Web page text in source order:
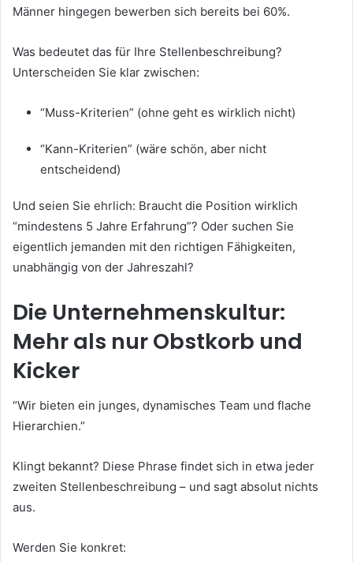
Männer hingegen bewerben sich bereits bei 60%.
Was bedeutet das für Ihre Stellenbeschreibung?
Unterscheiden Sie klar zwischen:
“Muss-Kriterien” (ohne geht es wirklich nicht)
“Kann-Kriterien” (wäre schön, aber nicht
entscheidend)
Und seien Sie ehrlich: Braucht die Position wirklich
“mindestens 5 Jahre Erfahrung”? Oder suchen Sie
eigentlich jemanden mit den richtigen Fähigkeiten,
unabhängig von der Jahreszahl?
Die Unternehmenskultur:
Mehr als nur Obstkorb und
Kicker
“Wir bieten ein junges, dynamisches Team und flache
Hierarchien.”
Klingt bekannt? Diese Phrase findet sich in etwa jeder
zweiten Stellenbeschreibung – und sagt absolut nichts
aus.
Werden Sie konkret: